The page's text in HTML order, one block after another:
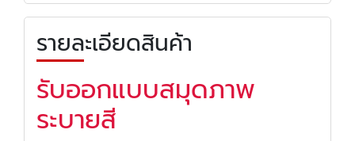
รายละเอียดสินค้า
รับออกแบบสมุดภาพ
ระบายสี